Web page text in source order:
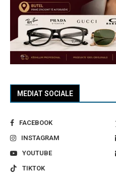
MEDIAT SOCIALE
FACEBOOK
INSTAGRAM
YOUTUBE
TIKTOK